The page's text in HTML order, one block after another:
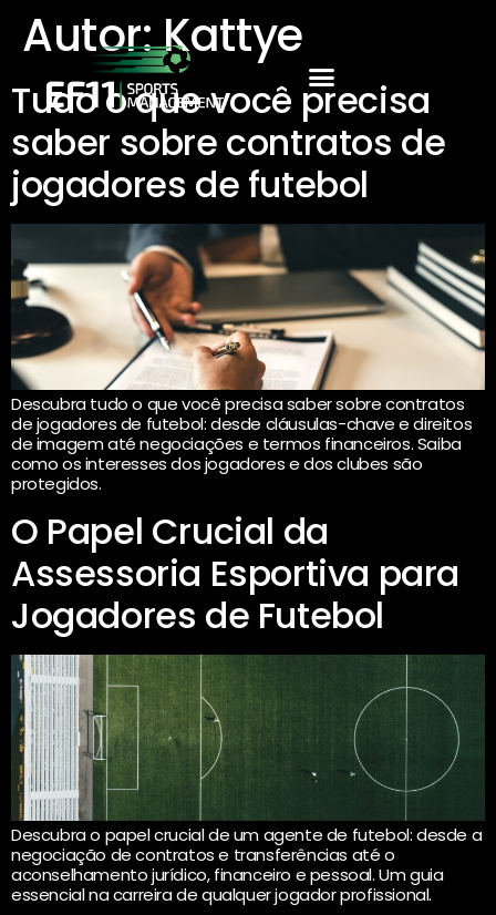
Autor:Kattye
Tudo o que você precisa
saber sobre contratos de
jogadores de futebol
Descubra tudo o que você precisa saber sobre contratos
de jogadores de futebol: desde cláusulas-chave e direitos
de imagem até negociações e termos financeiros. Saiba
como os interesses dos jogadores e dos clubes são
protegidos.
O Papel Crucial da
Assessoria Esportiva para
Jogadores de Futebol
Descubra o papel crucial de um agente de futebol: desde a
negociação de contratos e transferências até o
aconselhamento jurídico, financeiro e pessoal. Um guia
essencial na carreira de qualquer jogador profissional.